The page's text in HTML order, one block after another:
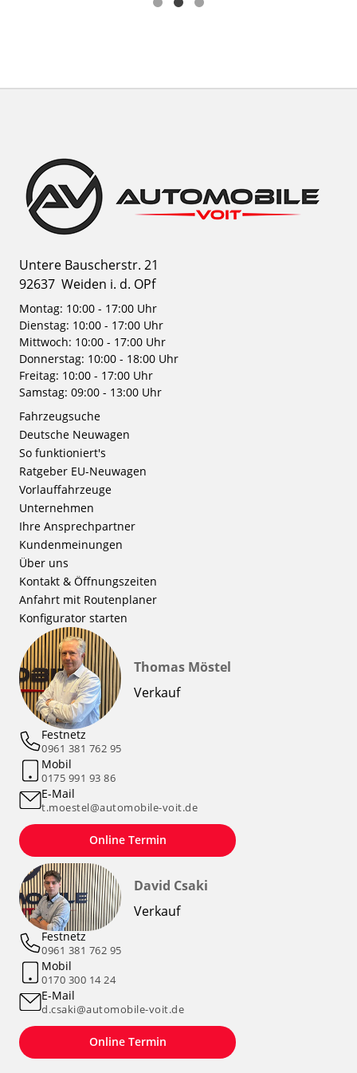
Untere Bauscherstr. 21
92637 Weiden i. d. OPf
Montag: 10:00 - 17:00 Uhr
Dienstag: 10:00 - 17:00 Uhr
Mittwoch: 10:00 - 17:00 Uhr
Donnerstag: 10:00 - 18:00 Uhr
Freitag: 10:00 - 17:00 Uhr
Samstag: 09:00 - 13:00 Uhr
Fahrzeugsuche
Deutsche Neuwagen
So funktioniert's
Ratgeber EU-Neuwagen
Vorlauffahrzeuge
Unternehmen
Ihre Ansprechpartner
Kundenmeinungen
Über uns
Kontakt & Öffnungszeiten
Anfahrt mit Routenplaner
Konfigurator starten
Thomas Möstel
Verkauf
Festnetz
0961 381 762 95
Mobil
0175 991 93 86
E-Mail
t.moestel@automobile-voit.de
Online Termin
David Csaki
Verkauf
Festnetz
0961 381 762 95
Mobil
0170 300 14 24
E-Mail
d.csaki@automobile-voit.de
Online Termin